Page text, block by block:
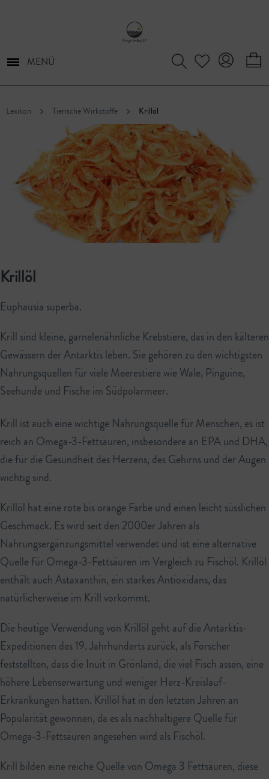
MENÜ
Lexikon Tierische Wirkstoffe Krillöl
Krillöl
Euphausia superba.
Krill sind kleine, garnelenähnliche Krebstiere, das in den kälteren
Gewässern der Antarktis leben. Sie gehören zu den wichtigsten
Nahrungsquellen für viele Meerestiere wie Wale, Pinguine,
Seehunde und Fische im Südpolarmeer.
Krill ist auch eine wichtige Nahrungsquelle für Menschen, es ist
reich an Omega-3-Fettsäuren, insbesondere an EPA und DHA,
die für die Gesundheit des Herzens, des Gehirns und der Augen
wichtig sind.
Krillöl hat eine rote bis orange Farbe und einen leicht süsslichen
Geschmack. Es wird seit den 2000er Jahren als
Nahrungsergänzungsmittel verwendet und ist eine alternative
Quelle für Omega-3-Fettsäuren im Vergleich zu Fischöl. Krillöl
enthält auch Astaxanthin, ein starkes Antioxidans, das
natürlicherweise im Krill vorkommt.
Die heutige Verwendung von Krillöl geht auf die Antarktis-
Expeditionen des 19. Jahrhunderts zurück, als Forscher
feststellten, dass die Inuit in Grönland, die viel Fisch assen, eine
höhere Lebenserwartung und weniger Herz-Kreislauf-
Erkrankungen hatten. Krillöl hat in den letzten Jahren an
Popularität gewonnen, da es als nachhaltigere Quelle für
Omega-3-Fettsäuren angesehen wird als Fischöl.
Krill bilden eine reiche Quelle von Omega 3 Fettsäuren, diese